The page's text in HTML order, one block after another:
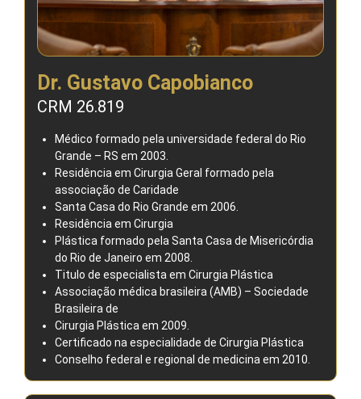
Dr. Gustavo Capobianco
CRM 26.819
Médico formado pela universidade federal do Rio
Grande – RS em 2003.
Residência em Cirurgia Geral formado pela
associação de Caridade
Santa Casa do Rio Grande em 2006.
Residência em Cirurgia
Plástica formado pela Santa Casa de Misericórdia
do Rio de Janeiro em 2008.
Titulo de especialista em Cirurgia Plástica
Associação médica brasileira (AMB) – Sociedade
Brasileira de
Cirurgia Plástica em 2009.
Certificado na especialidade de Cirurgia Plástica
Conselho federal e regional de medicina em 2010.